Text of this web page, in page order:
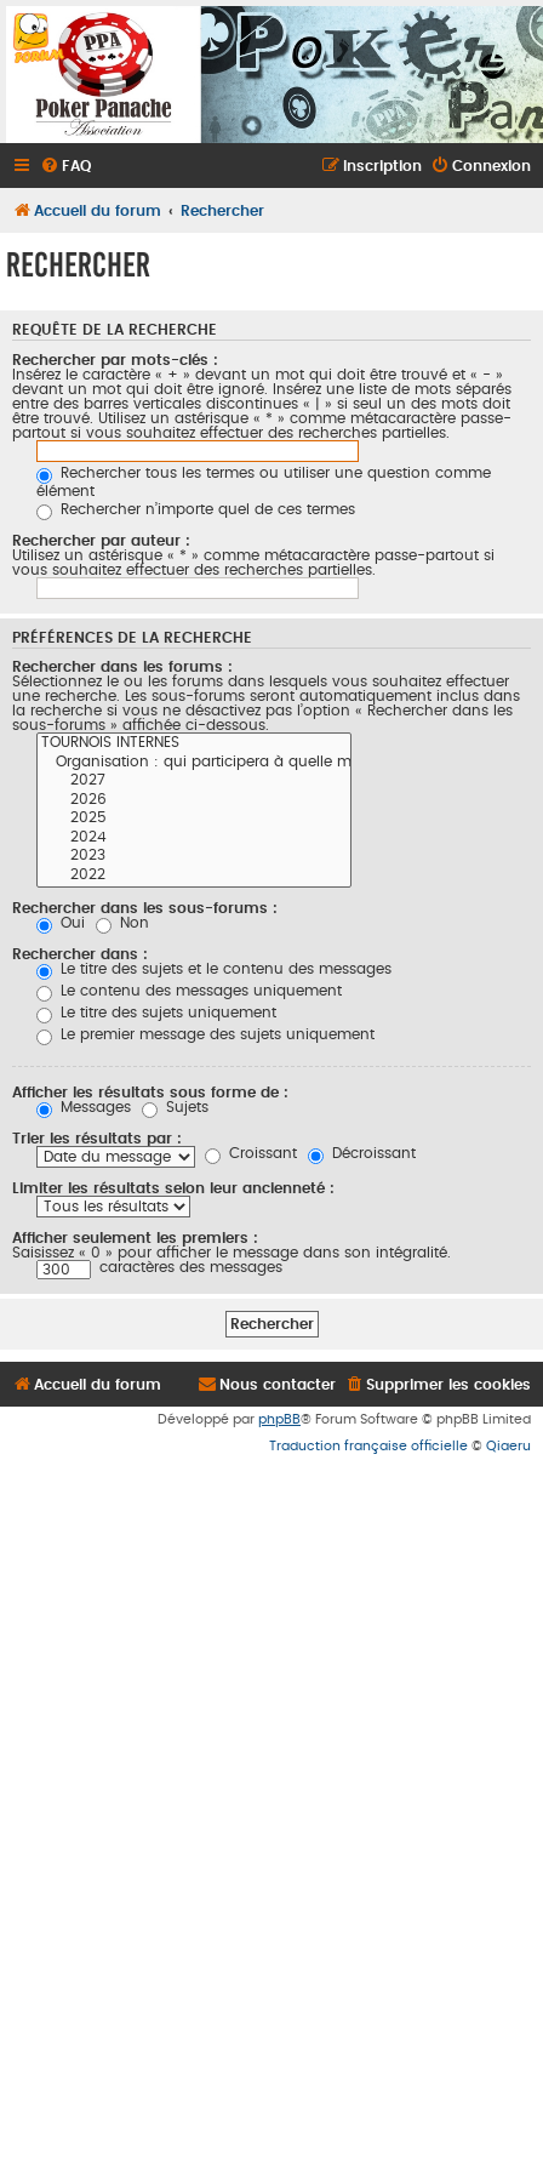
FAQ Connexion
Inscription
Accueil du forum Rechercher
Rechercher
REQUÊTE DE LA RECHERCHE
Rechercher par mots-clés :
Insérez le caractère « + » devant un mot qui doit être trouvé et « - »
devant un mot qui doit être ignoré. Insérez une liste de mots séparés
entre des barres verticales discontinues « | » si seul un des mots doit
être trouvé. Utilisez un astérisque « * » comme métacaractère passe-
partout si vous souhaitez effectuer des recherches partielles.
Rechercher tous les termes ou utiliser une question comme
élément
Rechercher n’importe quel de ces termes
Rechercher par auteur :
Utilisez un astérisque « * » comme métacaractère passe-partout si
vous souhaitez effectuer des recherches partielles.
PRÉFÉRENCES DE LA RECHERCHE
Rechercher dans les forums :
Sélectionnez le ou les forums dans lesquels vous souhaitez effectuer
une recherche. Les sous-forums seront automatiquement inclus dans
la recherche si vous ne désactivez pas l’option « Rechercher dans les
sous-forums » affichée ci-dessous.
Rechercher dans les sous-forums :
Oui
Non
Rechercher dans :
Le titre des sujets et le contenu des messages
Le contenu des messages uniquement
Le titre des sujets uniquement
Le premier message des sujets uniquement
Afficher les résultats sous forme de :
Messages
Sujets
Trier les résultats par :
Croissant
Décroissant
Limiter les résultats selon leur ancienneté :
Afficher seulement les premiers :
Saisissez « 0 » pour afficher le message dans son intégralité.
caractères des messages
Accueil du forum Supprimer les cookies
Nous contacter
Développé par phpBB® Forum Software © phpBB Limited
Traduction française officielle © Qiaeru